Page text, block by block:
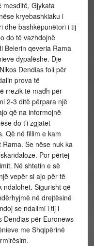
mesditë, Gjykata
kryebashkiaku i
dhe bashkëpunëtori i tij
do të vazhdojnë
Belerin qeveria Rama
dypalëshe. Dje
Dendias foli për
prova të
rrezik të madh për
2-3 ditë përpara një
që na informojnë
do t’i zgjatet
Që në fillim e kam
Se nëse nuk ka
Por përtej
Në shtetin e së
vepër si ajo për të
ndalohet. Sigurisht që
në drejtësinë
se ndalimi i tij i
Dendias për Euronews
me Shqipërinë